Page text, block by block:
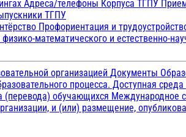
Адреса/телефоны Корпуса ТГПУ
ТГПУ
Профориентация и
математического и естественно-
организацией Документы
процесса. Доступная среда
(перевода) обучающихся Международное
и (или) размещение,